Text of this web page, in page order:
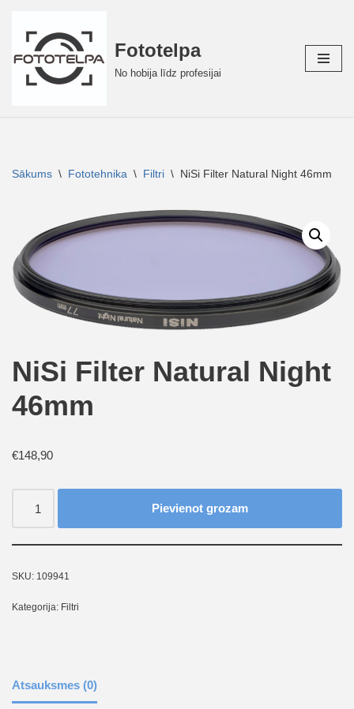
Skip
to
content
Fototelpa
No hobija līdz profesijai
Sākums \ Fototehnika \ Filtri \ NiSi Filter Natural Night 46mm
NiSi Filter Natural Night
46mm
€148,90
Pievienot grozam
SKU: 109941
Kategorija: Filtri
Atsauksmes (0)